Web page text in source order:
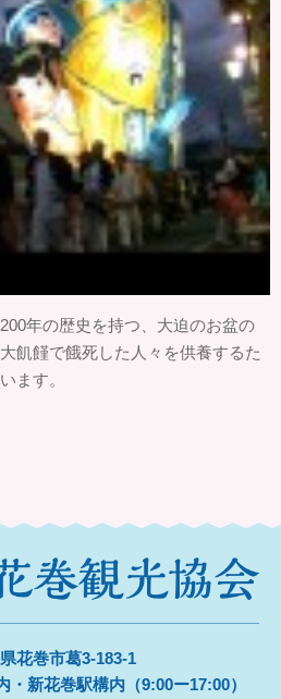
年の歴史を持つ、大迫のお盆の
飢饉で餓死した人々を供養するた
ます。
花巻市葛3-183-1
新花巻駅構内（9:00ー17:00）